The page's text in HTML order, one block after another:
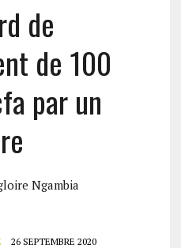
de
de 100
par un
Ngambia
26 SEPTEMBRE 2020